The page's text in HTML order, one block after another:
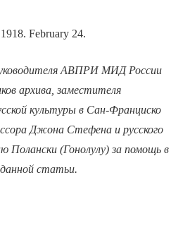
February 24.
АВПРИ МИД России
архива, заместителя
культуры в Сан-Франциско
Джона Стефена и русского
Полански (Гонолулу) за помощь в
статьи.